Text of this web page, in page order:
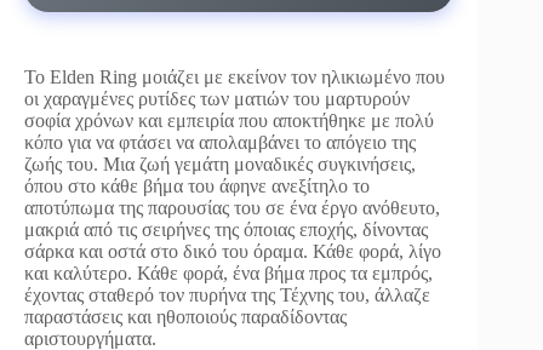
Το Elden Ring μοιάζει με εκείνον τον ηλικιωμένο που
οι χαραγμένες ρυτίδες των ματιών του μαρτυρούν
σοφία χρόνων και εμπειρία που αποκτήθηκε με πολύ
κόπο για να φτάσει να απολαμβάνει το απόγειο της
ζωής του. Μια ζωή γεμάτη μοναδικές συγκινήσεις,
όπου στο κάθε βήμα του άφηνε ανεξίτηλο το
αποτύπωμα της παρουσίας του σε ένα έργο ανόθευτο,
μακριά από τις σειρήνες της όποιας εποχής, δίνοντας
σάρκα και οστά στο δικό του όραμα. Κάθε φορά, λίγο
και καλύτερο. Κάθε φορά, ένα βήμα προς τα εμπρός,
έχοντας σταθερό τον πυρήνα της Τέχνης του, άλλαζε
παραστάσεις και ηθοποιούς παραδίδοντας
αριστουργήματα.